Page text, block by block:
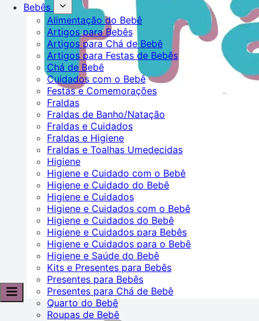
Bebês
Alimentação do Bebê
Artigos para Bebês
Artigos para Chá de Bebê
Artigos para Festas de Bebês
Chá de Bebê
Cuidados com o Bebê
Festas e Comemorações
Fraldas
Fraldas de Banho/Natação
Fraldas e Cuidados
Fraldas e Higiene
Fraldas e Toalhas Umedecidas
Higiene
Higiene e Cuidado com o Bebê
Higiene e Cuidado do Bebê
Higiene e Cuidados
Higiene e Cuidados com o Bebê
Higiene e Cuidados do Bebê
Higiene e Cuidados para Bebês
Higiene e Cuidados para o Bebê
Higiene e Saúde do Bebê
Kits e Presentes para Bebês
Presentes para Bebês
Presentes para Chá de Bebê
Quarto do Bebê
Roupas de Bebê